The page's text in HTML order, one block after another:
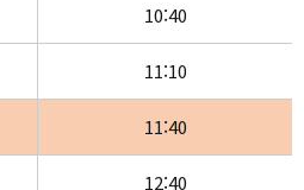
10:40
11:10
11:40
12:40